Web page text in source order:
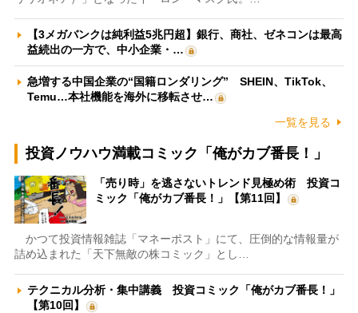
【3メガバンクは純利益5兆円超】銀行、商社、ゼネコンは最高
益続出の一方で、中小企業・…
急増する中国企業の“国籍ロンダリング” SHEIN、TikTok、
Temu…本社機能を海外に移転させ…
一覧を見る
投資ノウハウ満載コミック「俺がカブ番長！」
「売り時」を逃さないトレンド見極め術 投資コ
ミック「俺がカブ番長！」【第11回】
かつて投資情報雑誌「マネーポスト」にて、圧倒的な情報量が
詰め込まれた「天下無敵の株コミック」とし…
テクニカル分析・集中講義 投資コミック「俺がカブ番長！」
【第10回】